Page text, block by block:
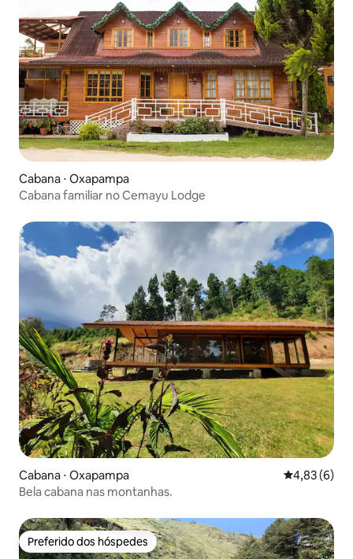
Cabana ⋅ Oxapampa
Cabana familiar no Cemayu Lodge
Cabana ⋅ Oxapampa 4,83 de uma
4,83 (6)
Bela cabana nas montanhas.
Preferido dos hóspedes
Preferido dos hóspedes